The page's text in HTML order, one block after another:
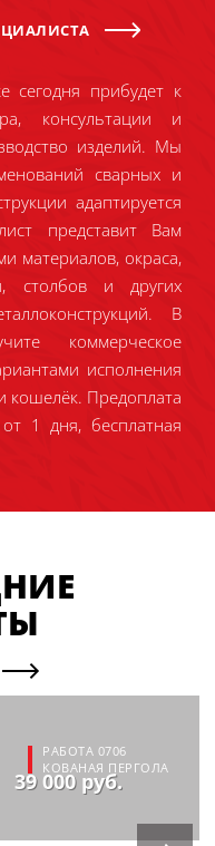
сегодня прибудет к
консультации и
изделий. Мы
сварных и
адаптируется
представит Вам
материалов, окраса,
столбов и других
В
коммерческое
исполнения
кошелёк. Предоплата
1 дня, бесплатная
РАБОТА 0706
КОВАНАЯ ПЕРГОЛА
39 000 руб.